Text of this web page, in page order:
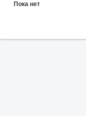
Пока нет